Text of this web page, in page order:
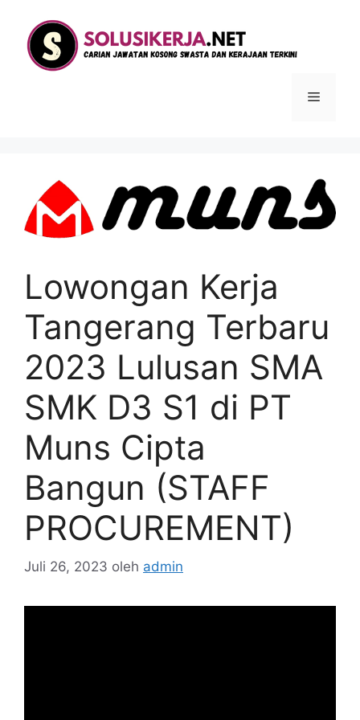
Menu
Lowongan Kerja
Tangerang Terbaru
2023 Lulusan SMA
SMK D3 S1 di PT
Muns Cipta
Bangun (STAFF
PROCUREMENT)
Juli 26, 2023 oleh admin